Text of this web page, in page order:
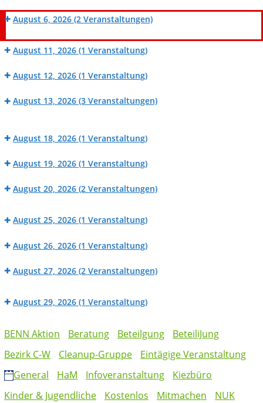
KiKiKo
am
Ufer
August 6, 2026 (2 Veranstaltungen)
der
(HaM
BENN
Werk_Raum:
August 11, 2026 (1 Veranstaltung)
Werk_Raum:
August 12, 2026 (1 Veranstaltung)
August 13, 2026 (3 Veranstaltungen)
Mietpreisprüfstelle
Angebot)
Sommerfest
der
Werk_Raum:
August 18, 2026 (1 Veranstaltung)
Werk_Raum:
August 19, 2026 (1 Veranstaltung)
August 20, 2026 (2 Veranstaltungen)
der
(HaM
Werk_Raum:
August 25, 2026 (1 Veranstaltung)
Werk_Raum:
August 26, 2026 (1 Veranstaltung)
August 27, 2026 (2 Veranstaltungen)
der
Angebot)
Werk_Raum:
August 29, 2026 (1 Veranstaltung)
auf
Mierendorff-
INSEL
Kategorien
BENN Aktion Beratung Beteilgung
BeteiliJung
Bezirk C-W
Cleanup-Gruppe
Eintägige Veranstaltung
General
HaM Infoveranstaltung
Kiezbüro
Kinder & Jugendliche
Kostenlos Mitmachen
NUK